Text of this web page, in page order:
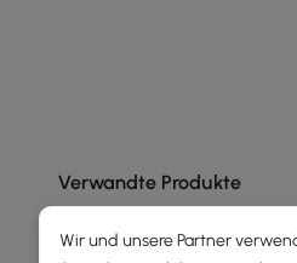
Verwandte Produkte
Wir und unsere Partner